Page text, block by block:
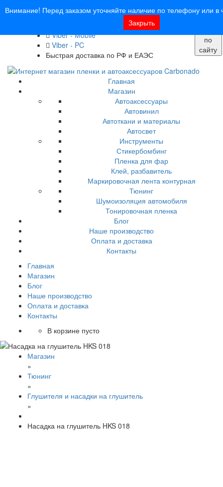
Внимание! Перед заказом уточняйте наличие по телефону или в
Закрыть
info@carbonado24.com
Viber - Mobile
Viber - PC
Быстрая доставка по РФ и ЕАЭС
по
сайту
Главная
Магазин
Автоаксессуары
Автовинил
Автоткани и материалы
Автосвет
Инструменты
Стикербомбинг
Пленка для фар
Клей, разбавитель
Маркировочная лента контурная
Тюнинг
Шумоизоляция автомобиля
Тонировочная пленка
Блог
Наше производство
Оплата и доставка
Контакты
Главная
Магазин
Блог
Наше производство
Оплата и доставка
Контакты
В корзине пусто
Магазин
»
Тюнинг
»
Глушителя и насадки на глушитель
»
Насадка на глушитель HKS 018